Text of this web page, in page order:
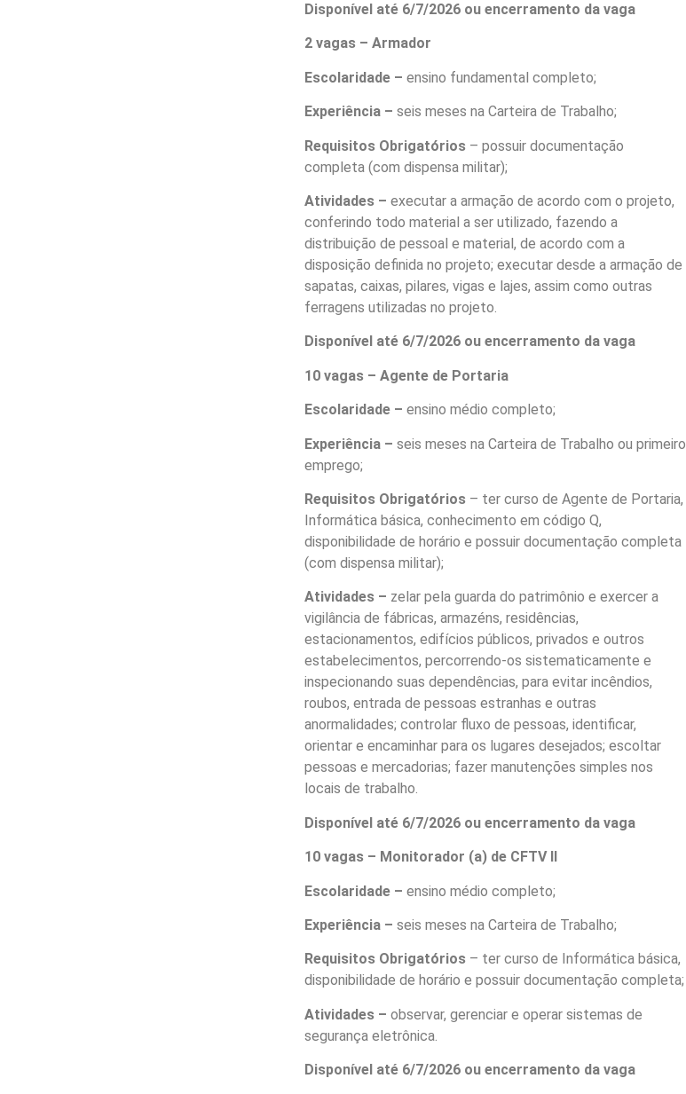
Disponível até 6/7/2026 ou encerramento da vaga
2 vagas – Armador
Escolaridade – ensino fundamental completo;
Experiência – seis meses na Carteira de Trabalho;
Requisitos Obrigatórios – possuir documentação
completa (com dispensa militar);
Atividades – executar a armação de acordo com o projeto,
conferindo todo material a ser utilizado, fazendo a
distribuição de pessoal e material, de acordo com a
disposição definida no projeto; executar desde a armação de
sapatas, caixas, pilares, vigas e lajes, assim como outras
ferragens utilizadas no projeto.
Disponível até 6/7/2026 ou encerramento da vaga
10 vagas – Agente de Portaria
Escolaridade – ensino médio completo;
Experiência – seis meses na Carteira de Trabalho ou primeiro
emprego;
Requisitos Obrigatórios – ter curso de Agente de Portaria,
Informática básica, conhecimento em código Q,
disponibilidade de horário e possuir documentação completa
(com dispensa militar);
Atividades – zelar pela guarda do patrimônio e exercer a
vigilância de fábricas, armazéns, residências,
estacionamentos, edifícios públicos, privados e outros
estabelecimentos, percorrendo-os sistematicamente e
inspecionando suas dependências, para evitar incêndios,
roubos, entrada de pessoas estranhas e outras
anormalidades; controlar fluxo de pessoas, identificar,
orientar e encaminhar para os lugares desejados; escoltar
pessoas e mercadorias; fazer manutenções simples nos
locais de trabalho.
Disponível até 6/7/2026 ou encerramento da vaga
10 vagas – Monitorador (a) de CFTV II
Escolaridade – ensino médio completo;
Experiência – seis meses na Carteira de Trabalho;
Requisitos Obrigatórios – ter curso de Informática básica,
disponibilidade de horário e possuir documentação completa;
Atividades – observar, gerenciar e operar sistemas de
segurança eletrônica.
Disponível até 6/7/2026 ou encerramento da vaga